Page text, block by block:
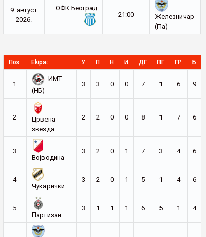
9. август
2026.
ОФК Београд
21:00
Железничар
(Па)
Поз: Ekipa: У П Н И ДГ ПГ ГР Б
1
ИМТ
(НБ)
3 3 0 0 7 1 6 9
2
Црвена
звезда
2 2 0 0 8 1 7 6
3
Војводина
3 2 0 1 7 3 4 6
4
Чукарички
3 2 0 1 5 1 4 6
5
Партизан
3 1 1 1 6 5 1 4